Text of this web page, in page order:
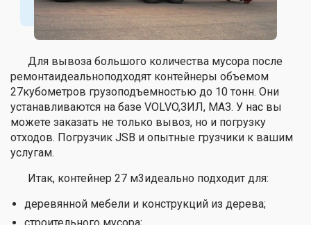
Для вывоза большого количества мусора после
ремонтаидеальноподходят контейнеры объемом
27кубометров грузоподъемностью до 10 тонн. Они
устанавливаются на базе VOLVO,ЗИЛ, МАЗ. У нас вы
можете заказать не только вывоз, но и погрузку
отходов. Погрузчик JSB и опытные грузчики к вашим
услугам.
Итак, контейнер 27 м3идеально подходит для:
деревянной мебели и конструкций из дерева;